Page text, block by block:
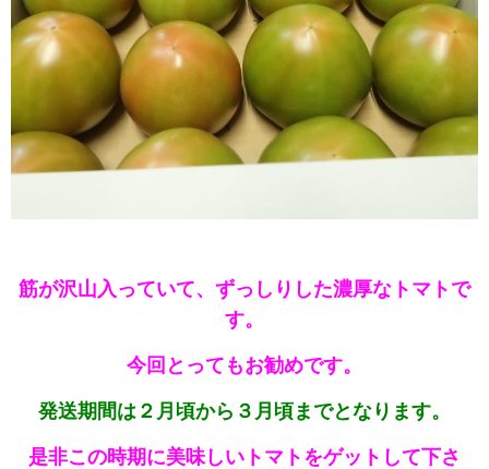
筋が沢山入っていて、ずっしりした濃厚なトマトで
す。
今回とってもお勧めです。
発送期間は２月頃から３月頃までとなります。
是非この時期に美味しいトマトをゲットして下さ